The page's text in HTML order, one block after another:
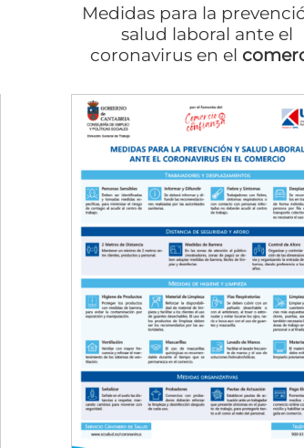
Medidas para la
salud laboral ante el
coronavirus en el